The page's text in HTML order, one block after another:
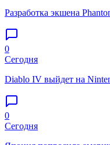
Разработка экшена
0
Сегодня
Diablo IV выйдет на
0
Сегодня